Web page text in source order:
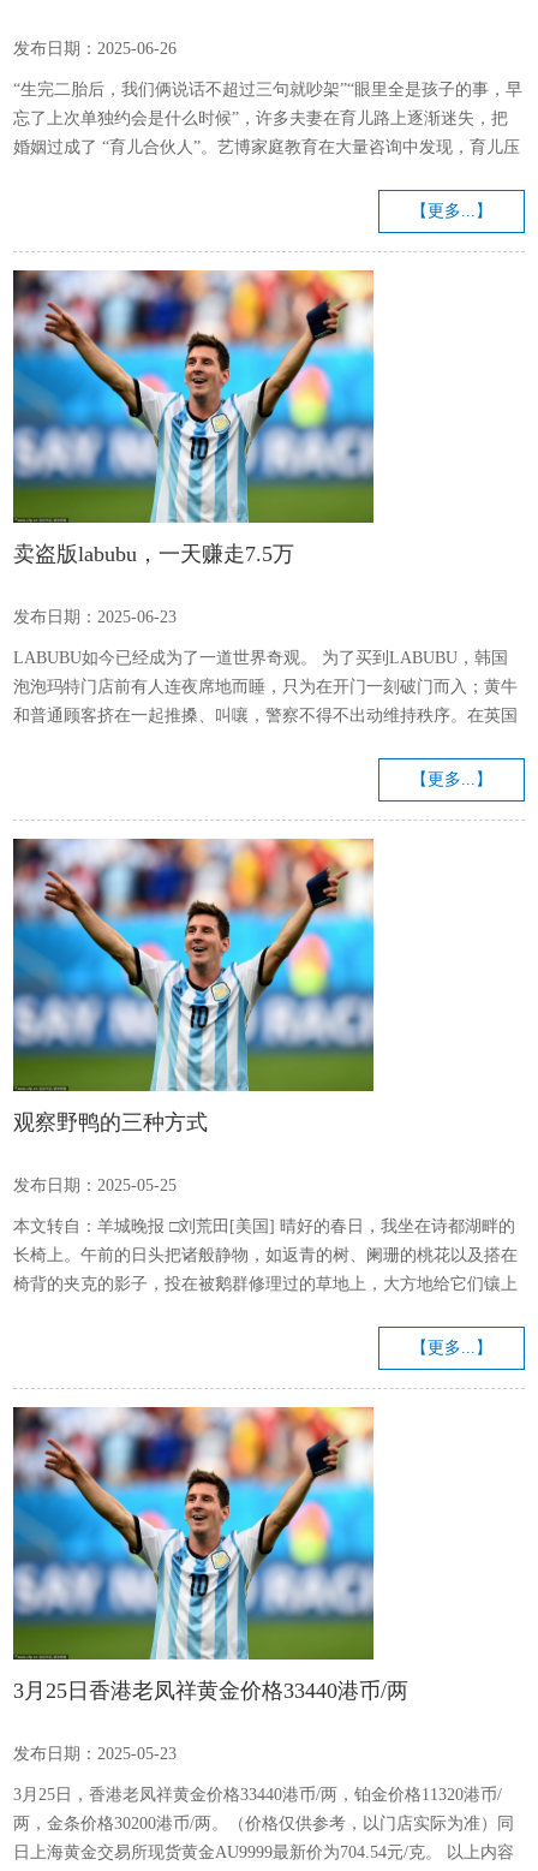
发布日期：2025-06-26
“生完二胎后，我们俩说话不超过三句就吵架”“眼里全是孩子的事，早
忘了上次单独约会是什么时候”，许多夫妻在育儿路上逐渐迷失，把
婚姻过成了 “育儿合伙人”。艺博家庭教育在大量咨询中发现，育儿压
法，就能让夫妻在鸡飞狗跳中重拾亲密感。 1. 建立 “育儿责任清
单”：把 “混沌协作” 变成 “分工共赢” 育儿琐事之所以引发矛盾，往往
工：爸爸负责接送孩子上学、陪玩运动类项目，妈妈负...
【更多...】
卖盗版labubu，一天赚走7.5万
发布日期：2025-06-23
LABUBU如今已经成为了一道世界奇观。 为了买到LABUBU，韩国
泡泡玛特门店前有人连夜席地而睡，只为在开门一刻破门而入；黄牛
和普通顾客挤在一起推搡、叫嚷，警察不得不出动维持秩序。在英国
起，朝向彼此挥起拳头。 出于对潜在安全事故的担忧，泡泡玛特宣布
暂停在韩国、英国地区销售LABUBU。6月15日，杭州一家泡泡玛特
批疑似黄牛的人冲进去“端盒”。 但LABUBU之火尚无熄灭的迹象...
【更多...】
观察野鸭的三种方式
发布日期：2025-05-25
本文转自：羊城晚报 □刘荒田[美国] 晴好的春日，我坐在诗都湖畔的
长椅上。午前的日头把诸般静物，如返青的树、阑珊的桃花以及搭在
椅背的夹克的影子，投在被鹅群修理过的草地上，大方地给它们镶上
边，游了一阵，涮涮黑羽，继而潜水三十秒以上，冒头时喙里并没含
着小鱼小虾，也许已下肚。野鸭旁边，有海鸟、大鹅、番鸭、仙鹤，
的名作《观察乌鸫的十三种方式》，第一种“方式”教人叹为观止：“周
围二十...
【更多...】
3月25日香港老凤祥黄金价格33440港币/两
发布日期：2025-05-23
3月25日，香港老凤祥黄金价格33440港币/两，铂金价格11320港币/
两，金条价格30200港币/两。（价格仅供参考，以门店实际为准）同
日上海黄金交易所现货黄金AU9999最新价为704.54元/克。 以上内容